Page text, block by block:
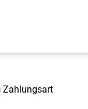
Zahlungsart